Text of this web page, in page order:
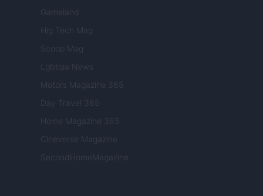
Gameland
Hig Tech Mag
Scoop Mag
Lgbtqia News
Motors Magazine 365
Day Travel 365
Home Magazine 365
Cineverse Magazine
SecondHomeMagazine